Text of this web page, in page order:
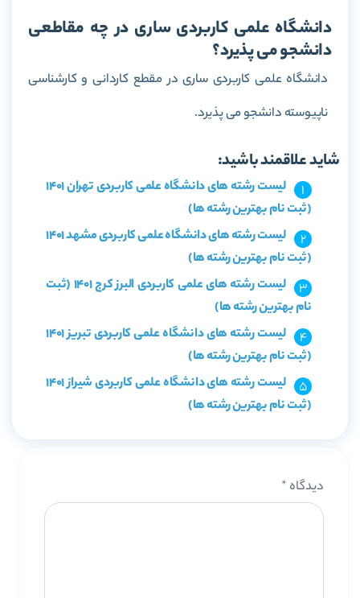
دانشگاه علمی کاربردی ساری در چه مقاطعی
دانشجو می پذیرد؟
دانشگاه علمی کاربردی ساری در مقطع کاردانی و کارشناسی
ناپیوسته دانشجو می پذیرد.
شاید علاقمند باشید:
لیست رشته های دانشگاه علمی کاربردی تهران 1401
(ثبت نام بهترین رشته ها)
لیست رشته های دانشگاه علمی کاربردی مشهد 1401
(ثبت نام بهترین رشته ها)
لیست رشته های علمی کاربردی البرز کرج 1401 (ثبت
نام بهترین رشته ها)
لیست رشته های دانشگاه علمی کاربردی تبریز 1401
(ثبت نام بهترین رشته ها)
لیست رشته های دانشگاه علمی کاربردی شیراز 1401
(ثبت نام بهترین رشته ها)
دیدگاه *